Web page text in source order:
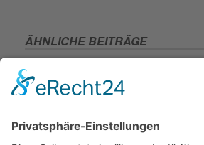
ÄHNLICHE BEITRÄGE
Wie ein Digital Detox dein Leben
Mediationsblog